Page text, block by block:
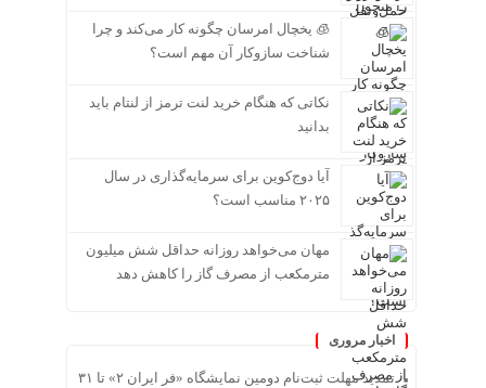
🧊 یخچال امرسان چگونه کار می‌کند و چرا
شناخت سازوکار آن مهم است؟
نکاتی که هنگام خرید لنت ترمز از لنتام باید
بدانید
آیا دوج‌کوین برای سرمایه‌گذاری در سال
۲۰۲۵ مناسب است؟
مهان می‌خواهد روزانه حداقل شش میلیون
مترمکعب از مصرف گاز را کاهش دهد
اخبار مروری
تمدید مهلت ثبت‌نام دومین نمایشگاه «فر ایران ۲» تا ۳۱